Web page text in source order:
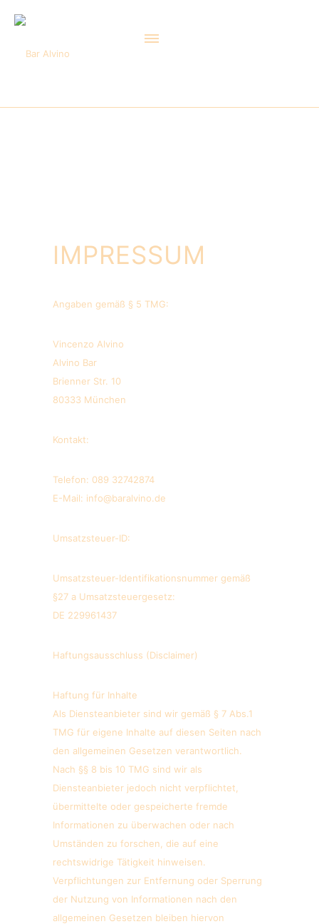
IMPRESSUM
Angaben gemäß § 5 TMG:
Vincenzo Alvino
Alvino Bar
Brienner Str. 10
80333 München
Kontakt:
Telefon: 089 32742874
E-Mail: info@baralvino.de
Umsatzsteuer-ID:
Umsatzsteuer-Identifikationsnummer gemäß
§27 a Umsatzsteuergesetz:
DE 229961437
Haftungsausschluss (Disclaimer)
Haftung für Inhalte
Als Diensteanbieter sind wir gemäß § 7 Abs.1
TMG für eigene Inhalte auf diesen Seiten nach
den allgemeinen Gesetzen verantwortlich.
Nach §§ 8 bis 10 TMG sind wir als
Diensteanbieter jedoch nicht verpflichtet,
übermittelte oder gespeicherte fremde
Informationen zu überwachen oder nach
Umständen zu forschen, die auf eine
rechtswidrige Tätigkeit hinweisen.
Verpflichtungen zur Entfernung oder Sperrung
der Nutzung von Informationen nach den
allgemeinen Gesetzen bleiben hiervon